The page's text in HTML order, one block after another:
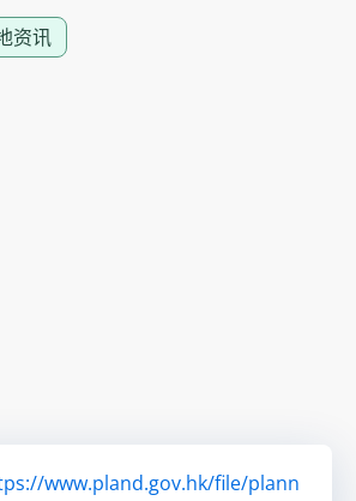
资讯
www.pland.gov.hk/file/plann